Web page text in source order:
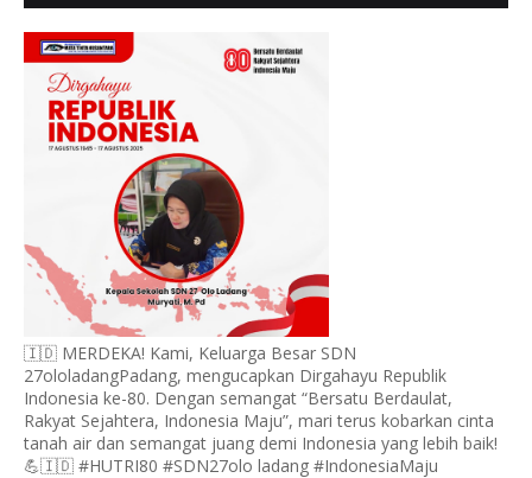
🇮🇩 MERDEKA! Kami, Keluarga Besar SDN
27ololadangPadang, mengucapkan Dirgahayu Republik
Indonesia ke-80. Dengan semangat “Bersatu Berdaulat,
Rakyat Sejahtera, Indonesia Maju”, mari terus kobarkan cinta
tanah air dan semangat juang demi Indonesia yang lebih baik!
💪🇮🇩 #HUTRI80 #SDN27olo ladang #IndonesiaMaju